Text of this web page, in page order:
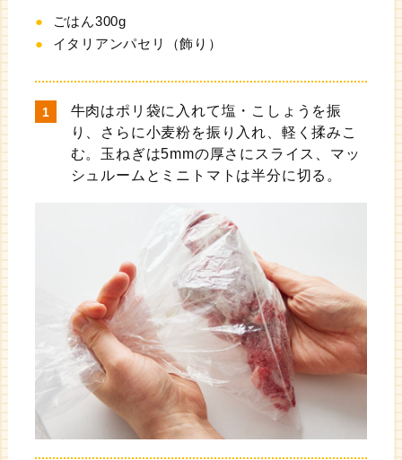
ごはん300g
イタリアンパセリ（飾り）
牛肉はポリ袋に入れて塩・こしょうを振
り、さらに小麦粉を振り入れ、軽く揉みこ
む。玉ねぎは5mmの厚さにスライス、マッ
シュルームとミニトマトは半分に切る。